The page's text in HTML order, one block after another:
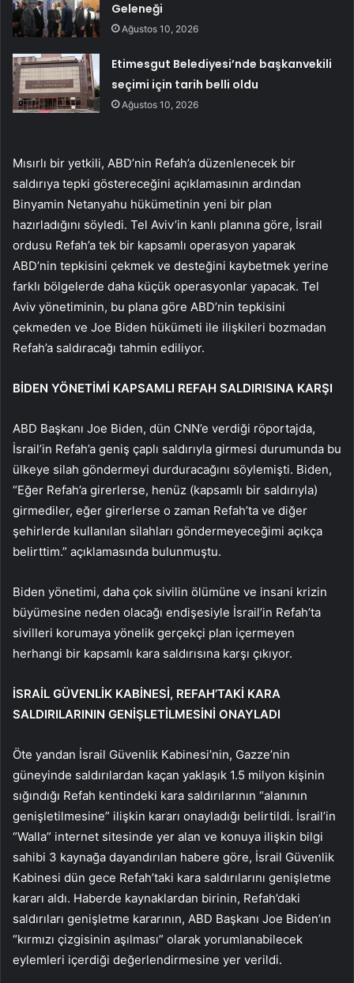
Geleneği
Ağustos 10, 2026
Etimesgut Belediyesi’nde başkanvekili
seçimi için tarih belli oldu
Ağustos 10, 2026
Mısırlı bir yetkili, ABD’nin Refah’a düzenlenecek bir
saldırıya tepki göstereceğini açıklamasının ardından
Binyamin Netanyahu hükümetinin yeni bir plan
hazırladığını söyledi. Tel Aviv’in kanlı planına göre, İsrail
ordusu Refah’a tek bir kapsamlı operasyon yaparak
ABD’nin tepkisini çekmek ve desteğini kaybetmek yerine
farklı bölgelerde daha küçük operasyonlar yapacak. Tel
Aviv yönetiminin, bu plana göre ABD’nin tepkisini
çekmeden ve Joe Biden hükümeti ile ilişkileri bozmadan
Refah’a saldıracağı tahmin ediliyor.
BİDEN YÖNETİMİ KAPSAMLI REFAH SALDIRISINA KARŞI
ABD Başkanı Joe Biden, dün CNN’e verdiği röportajda,
İsrail’in Refah’a geniş çaplı saldırıyla girmesi durumunda bu
ülkeye silah göndermeyi durduracağını söylemişti. Biden,
“Eğer Refah’a girerlerse, henüz (kapsamlı bir saldırıyla)
girmediler, eğer girerlerse o zaman Refah’ta ve diğer
şehirlerde kullanılan silahları göndermeyeceğimi açıkça
belirttim.” açıklamasında bulunmuştu.
Biden yönetimi, daha çok sivilin ölümüne ve insani krizin
büyümesine neden olacağı endişesiyle İsrail’in Refah’ta
sivilleri korumaya yönelik gerçekçi plan içermeyen
herhangi bir kapsamlı kara saldırısına karşı çıkıyor.
İSRAİL GÜVENLİK KABİNESİ, REFAH’TAKİ KARA
SALDIRILARININ GENİŞLETİLMESİNİ ONAYLADI
Öte yandan İsrail Güvenlik Kabinesi’nin, Gazze’nin
güneyinde saldırılardan kaçan yaklaşık 1.5 milyon kişinin
sığındığı Refah kentindeki kara saldırılarının “alanının
genişletilmesine” ilişkin kararı onayladığı belirtildi. İsrail’in
“Walla” internet sitesinde yer alan ve konuya ilişkin bilgi
sahibi 3 kaynağa dayandırılan habere göre, İsrail Güvenlik
Kabinesi dün gece Refah’taki kara saldırılarını genişletme
kararı aldı. Haberde kaynaklardan birinin, Refah’daki
saldırıları genişletme kararının, ABD Başkanı Joe Biden’ın
“kırmızı çizgisinin aşılması” olarak yorumlanabilecek
eylemleri içerdiği değerlendirmesine yer verildi.